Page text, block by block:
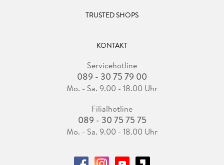
TRUSTED SHOPS
KONTAKT
Servicehotline
089 - 30 75 79 00
Mo. - Sa. 9.00 - 18.00 Uhr
Filialhotline
089 - 30 75 75 75
Mo. - Sa. 9.00 - 18.00 Uhr